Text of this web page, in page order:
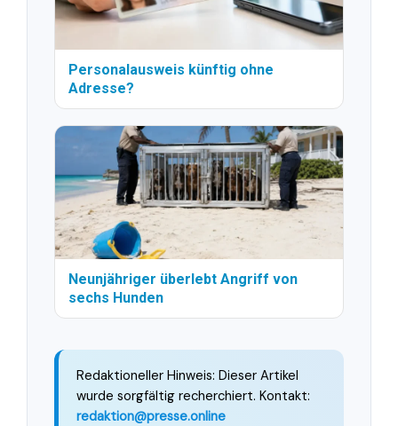
Personalausweis künftig ohne
Adresse?
Neunjähriger überlebt Angriff von
sechs Hunden
Redaktioneller Hinweis: Dieser Artikel
wurde sorgfältig recherchiert. Kontakt:
redaktion@presse.online